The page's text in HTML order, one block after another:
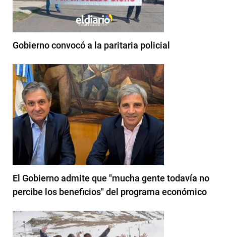
Gobierno convocó a la paritaria policial
El Gobierno admite que "mucha gente todavía no
percibe los beneficios" del programa económico